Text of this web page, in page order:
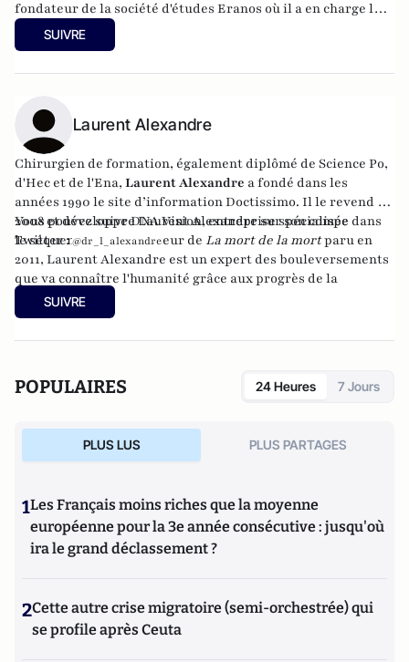
fondateur de la société d'études Eranos où il a en charge le
développement des activités d'études des mutations
sociétales. Il est directeur du Lab de
SUIVRE
Laurent Alexandre
Chirurgien de formation, également diplômé de Science Po,
d'Hec et de l'Ena, Laurent Alexandre a fondé dans les
années 1990 le site d’informationDoctissimo. Il le revend en
2008 et développeDNA Vision, entreprise spécialisée dans
le séquençage ADN. Auteur de La mort de la mortparu en
2011, Laurent Alexandre est un expert des bouleversements
que va connaître l'humanité grâce aux progrès de la
biotechnologie.
Vous pouvez suivre Laurent Alexandre sur son compe
Twitter :@dr_l_alexandre
SUIVRE
POPULAIRES 24 Heures 7 Jours
PLUS LUS PLUS PARTAGES
1Les Français moins riches que la moyenne
européenne pour la 3e année consécutive : jusqu'où
ira le grand déclassement ?
2Cette autre crise migratoire (semi-orchestrée) qui
se profile après Ceuta